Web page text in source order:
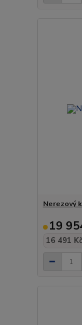
Nerezový
19
16 491 Kč